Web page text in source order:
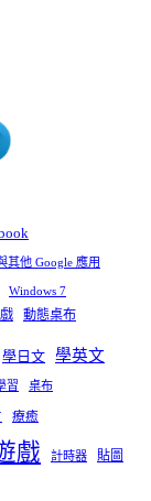
其他 Google 應用
Windows 7
動態桌布
學日文 學英文
習 桌布
療癒
戲 計時器
貼圖